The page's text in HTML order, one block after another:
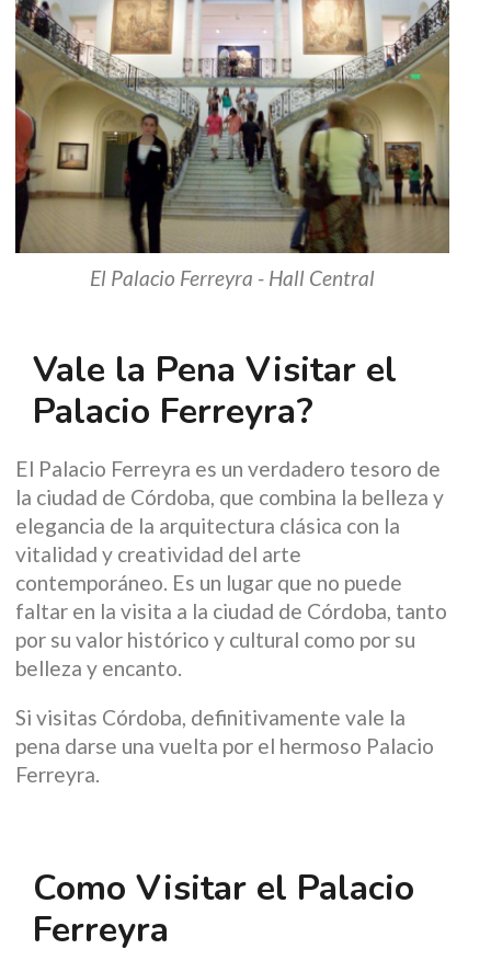
El Palacio Ferreyra - Hall Central
Vale la Pena Visitar el
Palacio Ferreyra?
El Palacio Ferreyra es un verdadero tesoro de
la ciudad de Córdoba, que combina la belleza y
elegancia de la arquitectura clásica con la
vitalidad y creatividad del arte
contemporáneo. Es un lugar que no puede
faltar en la visita a la ciudad de Córdoba, tanto
por su valor histórico y cultural como por su
belleza y encanto.
Si visitas Córdoba, definitivamente vale la
pena darse una vuelta por el hermoso Palacio
Ferreyra.
Como Visitar el Palacio
Ferreyra